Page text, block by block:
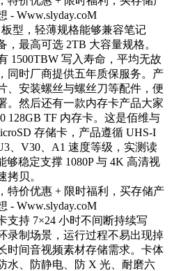
型，轻薄规格能够兼容笔记
最高可选 2TB 大容量规格。
1500TBW 写入寿命，平均无故
同时厂商提供五年质保服务。产
、安装螺丝与螺丝刀等配件，便
。然后还有一款内存卡产品大家
128GB TF 内存卡。这是佰维与
存储卡，产品遵循 UHS-I
、V30、A1 速度等级，实测读
够稳定支撑 1080P 与 4K 高清视
拷贝。
支持 7×24 小时不间断持续写
录制场景，运行过程不易出现掉
时间音视频素材存储需求。卡体
水、防静电、防 X 光、耐磨六